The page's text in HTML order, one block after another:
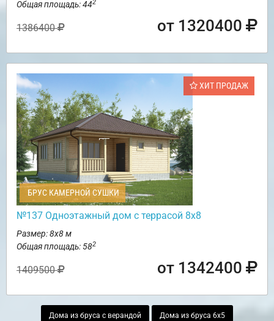
Общая площадь: 442
1386400 от 1320400
ХИТ ПРОДАЖ
БРУС КАМЕРНОЙ СУШКИ
№137 Одноэтажный дом с террасой 8х8
Размер: 8х8 м
Общая площадь: 582
1409500 от 1342400
Дома из бруса с верандой Дома из бруса 6х5